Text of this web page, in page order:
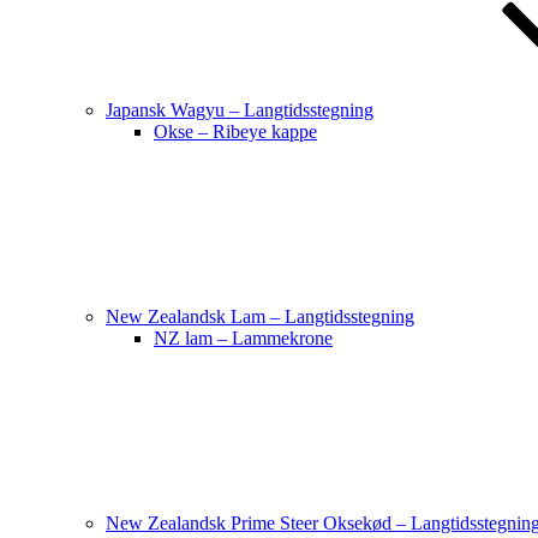
Japansk Wagyu – Langtidsstegning
Okse – Ribeye kappe
New Zealandsk Lam – Langtidsstegning
NZ lam – Lammekrone
New Zealandsk Prime Steer Oksekød –